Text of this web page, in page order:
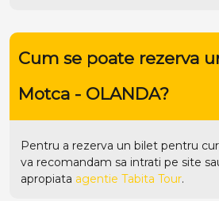
Cum se poate rezerva
Motca - OLANDA?
Pentru a rezerva un bilet pentru
va recomandam sa intrati pe site
apropiata agentie Tabita Tour.